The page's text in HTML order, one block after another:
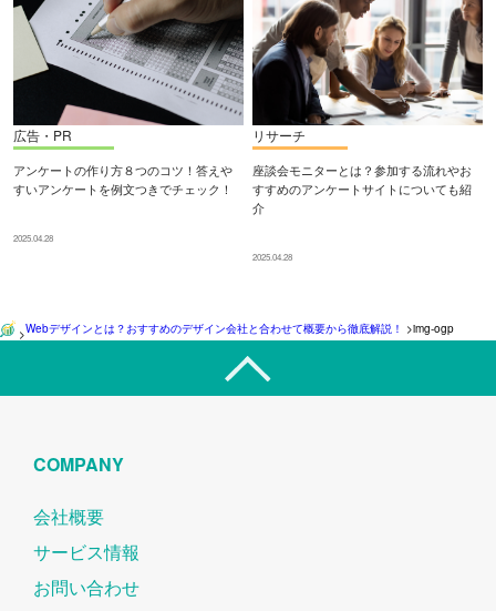
広告・PR
アンケートの作り方８つのコツ！答えや
すいアンケートを例文つきでチェック！
2025.04.28
リサーチ
座談会モニターとは？参加する流れやお
すすめのアンケートサイトについても紹
介
2025.04.28
>Webデザインとは？おすすめのデザイン会社と合わせて概要から徹底解説！ >img-ogp
COMPANY
会社概要
サービス情報
お問い合わせ